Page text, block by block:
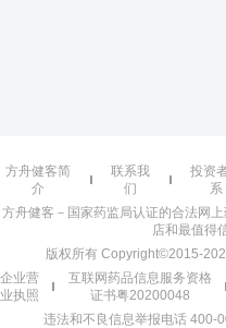
方舟健客简
介
联系我
们
投资
系
方舟健客－国家药监局认证的合法网
店和最值得
版权所有 Copyright©2015-
企业营
业执照
互联网药品信息服务资格
证书粤20200048
违法和不良信息举报电话 400-